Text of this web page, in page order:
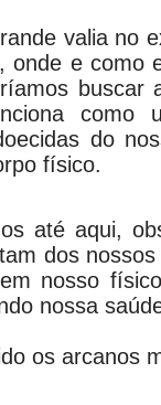
valia no
onde e como
buscar
como
do
físico.
até aqui,
dos
nosso
nossa
os arcanos